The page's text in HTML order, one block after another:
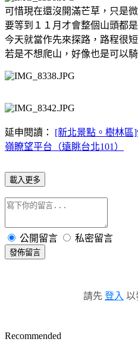
可惜現在還沒開滿芒草，只是
要等到１１月才會整個山頭都
今天就當作先來探路，路程很
若是不想爬山，好像也是可以
延申閱讀： [新北景點。樹林區
嶺瞭望平台（遠眺台北101）
載入更多
公開留言 私密留言
發佈留言
請先 登入 以
Recommended